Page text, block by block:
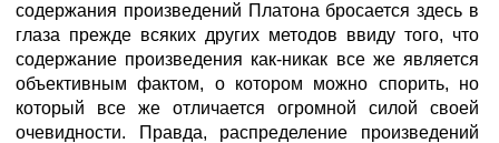
содержания произведений Платона бросается здесь в
глаза прежде всяких других методов ввиду того, что
содержание произведения как-никак все же является
объективным фактом, о котором можно спорить, но
который все же отличается огромной силой своей
очевидности. Правда, распределение произведений